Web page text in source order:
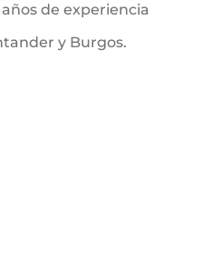
de experiencia
y Burgos.